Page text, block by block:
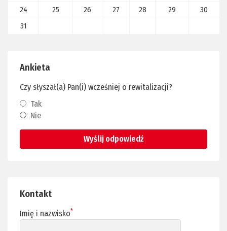
24
25 26 27 28 29
30
31
Ankieta
Czy słyszał(a) Pan(i) wcześniej o rewitalizacji?
Tak
Nie
Wyślij odpowiedź
Kontakt
Imię i nazwisko*